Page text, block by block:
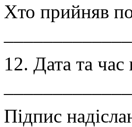
Хто прийняв
12. Дата та час
Підпис